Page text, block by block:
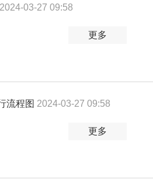
2024-03-27 09:58
更多
流程图 2024-03-27 09:58
更多